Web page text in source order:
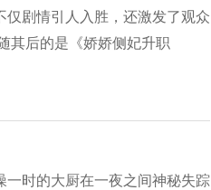
剧情引人入胜，还激发了观众
其后的是《娇娇侧妃升职
一时的大厨在一夜之间神秘失踪